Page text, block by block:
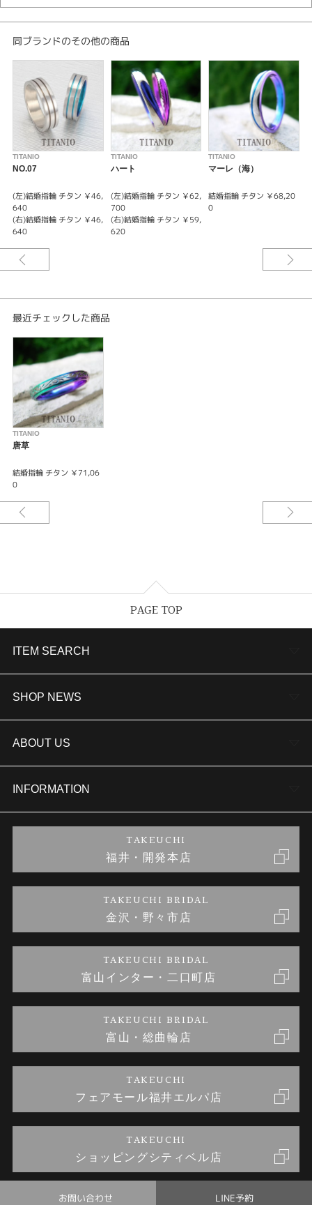
メンズ
同ブランドのその他の商品
TITANIO
NO.07
(左)結婚指輪 チタン ￥46,
640
(右)結婚指輪 チタン ￥46,
640
TITANIO
ハート
(左)結婚指輪 チタン ￥62,
700
(右)結婚指輪 チタン ￥59,
620
TITANIO
マーレ（海）
結婚指輪 チタン ￥68,20
0
最近チェックした商品
TITANIO
唐草
結婚指輪 チタン ￥71,06
0
お問い合わせ LINE予約
PAGE TOP
ITEM SEARCH
婚約指輪
結婚指輪
セットリング
婚約ネックレス
金・プラチナのお取引
SHOP NEWS
TAKEUCHI BRIDAL金沢本店情報
商品一覧
ブランドリスト
金澤指輪工房｜手作りペアリング
金澤指輪工房｜手作り結婚指輪 and 婚約指輪
金澤指輪工房｜手作り婚約指輪プロポーズプラン
ABOUT US
会社概要
お客様の声
INFORMATION
プライバシーポリシー
TAKEUCHI
福井・開発本店
TAKEUCHI BRIDAL
金沢・野々市店
TAKEUCHI BRIDAL
富山インター・二口町店
TAKEUCHI BRIDAL
富山・総曲輪店
TAKEUCHI
フェアモール福井エルパ店
TAKEUCHI
ショッピングシティベル店
© TAKEUCHI BRIDAL All Rights Reserved.